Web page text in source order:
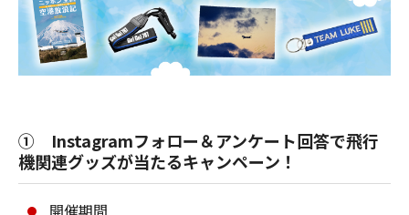
① Instagramフォロー＆アンケート回答で飛行
機関連グッズが当たるキャンペーン！
開催期間